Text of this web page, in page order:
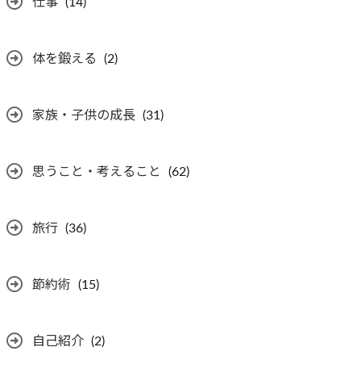
体を鍛える (2)
家族・子供の成長 (31)
思うこと・考えること (62)
旅行 (36)
節約術 (15)
自己紹介 (2)